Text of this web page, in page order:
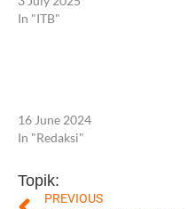
In "ITB"
16 June 2024
In "Redaksi"
Topik:
PREVIOUS